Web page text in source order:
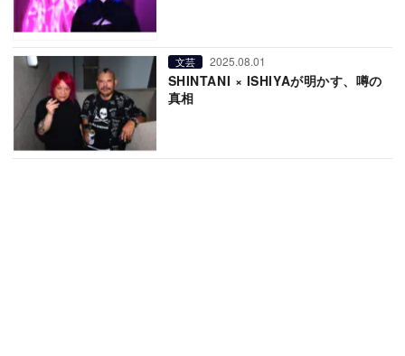
文芸 2025.08.01
SHINTANI × ISHIYAが明かす、噂の
真相